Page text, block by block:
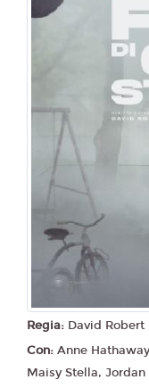
Regia: David Robert
Con: Anne
Maisy Stella, Jordan